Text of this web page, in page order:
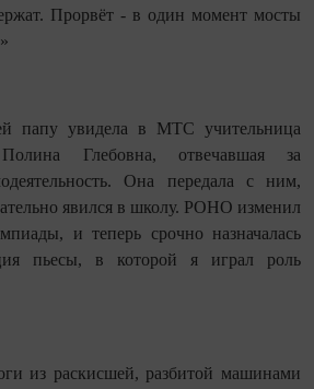
Прорвёт - в один момент мосты
папу увидела в МТС учительница
Глебовна, отвечавшая за
Она передала с ним,
явился в школу. РОНО изменил
и теперь срочно назначалась
пьесы, в которой я играл роль
из раскисшей, разбитой машинами